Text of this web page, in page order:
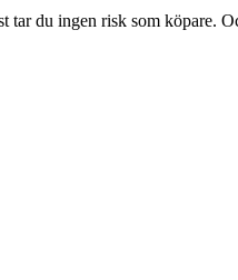
tar du ingen risk som köpare.